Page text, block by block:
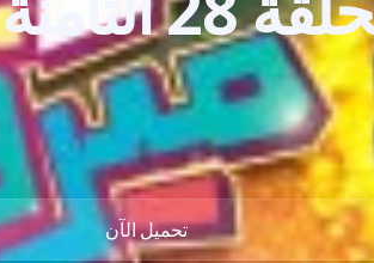
تحميل الآن